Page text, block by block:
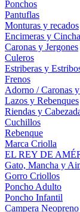
Ponchos
Pantuflas
Monturas y recados
Encimeras y
Caronas y Jergones
Culeros
Estriberas y
Frenos
Adorno / Caronas
Lazos y Rebenques
Riendas y
Cuchillos
Rebenque
Marca Criolla
EL REY DE
Gato, Mancha y
Gorro Criollos
Poncho Adulto
Poncho Infantil
Campera Neopreno